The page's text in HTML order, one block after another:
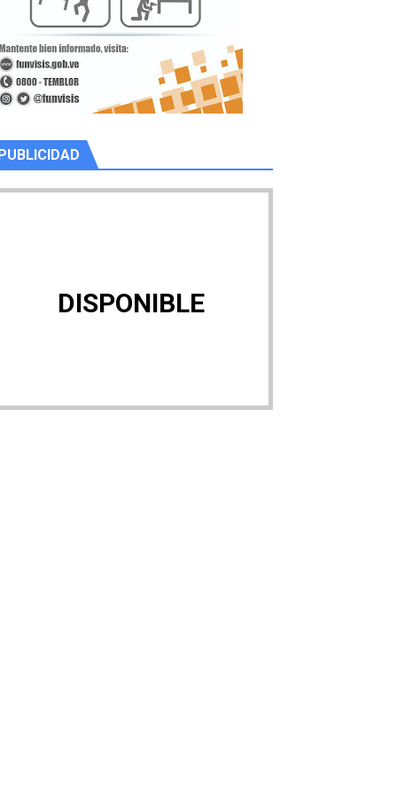
PUBLICIDAD
DISPONIBLE